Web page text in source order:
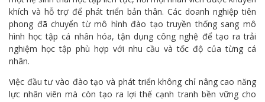
khích và hỗ trợ để phát triển bản thân. Các doanh nghiệp tiên
phong đã chuyển từ mô hình đào tạo truyền thống sang mô
hình học tập cá nhân hóa, tận dụng công nghệ để tạo ra trải
nghiệm học tập phù hợp với nhu cầu và tốc độ của từng cá
nhân.
Việc đầu tư vào đào tạo và phát triển không chỉ nâng cao năng
lực nhân viên mà còn tạo ra lợi thế cạnh tranh bền vững cho